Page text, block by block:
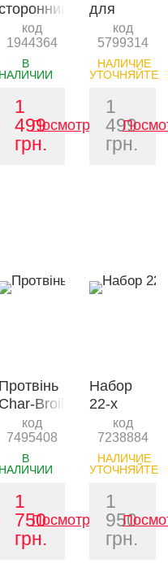
лоток
для
рёбер
GRILL+
код
1944364
В
НАЛИЧИИ
1
499
грн.
Посмотреть
для
гриля
Char-Broil
Topper
GRILL+
код
5799314
НАЛИЧИЕ
УТОЧНЯЙТЕ
1
499
грн.
Протвінь
Char-Broil
Porcelain
XL
код
7495408
В
НАЛИЧИИ
1
750
грн.
Посмотреть
Набор
22-х
для Big
Easy
код
7238884
НАЛИЧИЕ
УТОЧНЯЙТЕ
1
950
грн.